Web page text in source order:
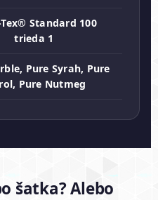
Standard 100
trieda 1
Pure Syrah, Pure
Pure Nutmeg
šatka? Alebo